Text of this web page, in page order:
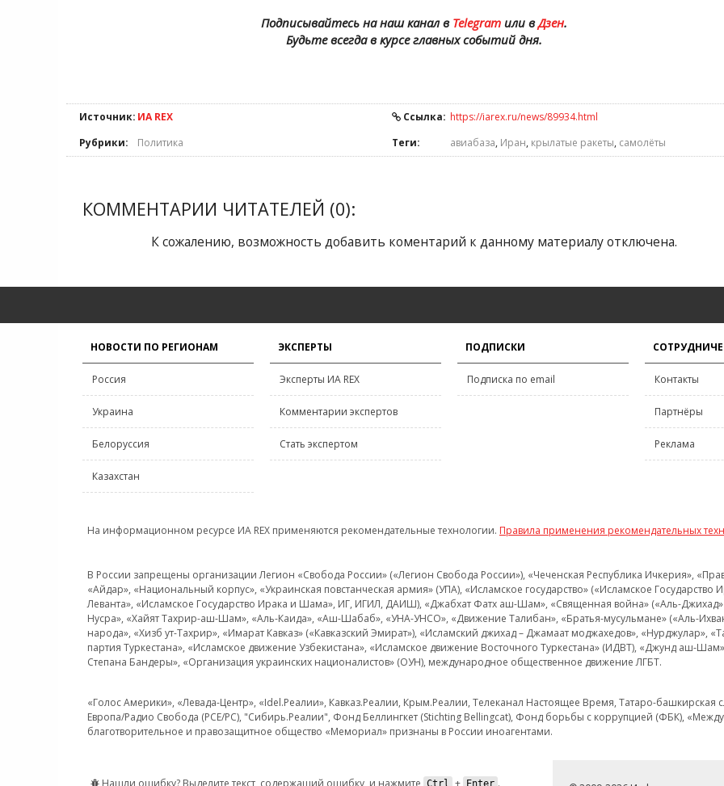
Подписывайтесь на наш канал в Telegramили вДзен.
Будьте всегда в курсе главных событий дня.
Источник: ИА REX Ссылка: https://iarex.ru/news/89934.html
Рубрики:
Политика Теги: авиабаза, Иран, крылатые ракеты, самолёты
КОММЕНТАРИИ ЧИТАТЕЛЕЙ (0):
К сожалению, возможность добавить коментарий к данному материалу отключена.
НОВОСТИ ПО РЕГИОНАМ
Россия
Украина
Белоруссия
Казахстан
ЭКСПЕРТЫ
Эксперты ИА REX
Комментарии экспертов
Стать экспертом
ПОДПИСКИ
Подписка по email Контакты
Партнёры
Реклама
На информационном ресурсе ИА REX применяются рекомендательные технологии. Правила применения рекомендательных
В России запрещены организации Легион «Свобода России» («Легион Свобода России»), «Чеченская Республика Ичкерия»,
«Айдар», «Национальный корпус», «Украинская повстанческая армия» (УПА), «Исламское государство» («Исламское
Леванта», «Исламское Государство Ирака и Шама», ИГ, ИГИЛ, ДАИШ), «Джабхат Фатх аш-Шам», «Священная война» («Аль-Джихад»
Нусра», «Хайят Тахрир-аш-Шам», «Аль-Каида», «Аш-Шабаб», «УНА-УНСО», «Движение Талибан», «Братья-мусульмане» («Аль-
народа», «Хизб ут-Тахрир», «Имарат Кавказ» («Кавказский Эмират»), «Исламский джихад – Джамаат моджахедов», «Нурджулар»,
партия Туркестана», «Исламское движение Узбекистана», «Исламское движение Восточного Туркестана» (ИДВТ), «Джунд аш-
Степана Бандеры», «Организация украинских националистов» (ОУН), международное общественное движение ЛГБТ.
«Голос Америки», «Левада-Центр», «Idel.Реалии», Кавказ.Реалии, Крым.Реалии, Телеканал Настоящее Время, Татаро-
Европа/Радио Свобода (PCE/PC), "Сибирь.Реалии", Фонд Беллингкет (Stichting Bellingcat), Фонд борьбы с коррупцией (ФБК),
благотворительное и правозащитное общество «Мемориал» признаны в России иноагентами.
Нашли ошибку? Выделите текст, содержащий ошибку, и нажмите Ctrl + Enter .